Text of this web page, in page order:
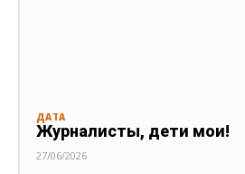
ДАТА
Журналисты, дети мои!
27/06/2026